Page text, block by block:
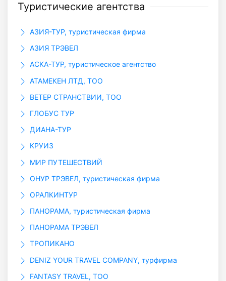
Туристические агентства
АЗИЯ-ТУР, туристическая фирма
АЗИЯ ТРЭВЕЛ
АСКА-ТУР, туристическое агентство
АТАМЕКЕН ЛТД, ТОО
ВЕТЕР СТРАНСТВИИ, ТОО
ГЛОБУС ТУР
ДИАНА-ТУР
КРУИЗ
МИР ПУТЕШЕСТВИЙ
ОНУР ТРЭВЕЛ, туристическая фирма
ОРАЛКИНТУР
ПАНОРАМА, туристическая фирма
ПАНОРАМА ТРЭВЕЛ
ТРОПИКАНО
DENIZ YOUR TRAVEL COMPANY, турфирма
FANTASY TRAVEL, ТОО